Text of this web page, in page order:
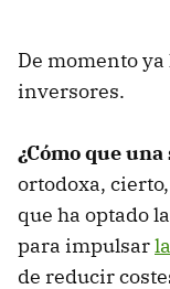
De momento
inversores.
¿Cómo que una
ortodoxa,
que ha optado
para impulsar
de reducir